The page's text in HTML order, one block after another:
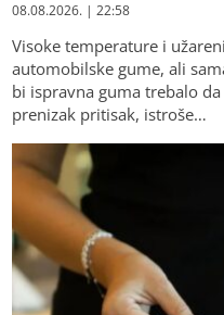
08.08.2026. | 22:58
Visoke temperature i
automobilske gume, ali
bi ispravna guma trebalo
prenizak pritisak, istroše…